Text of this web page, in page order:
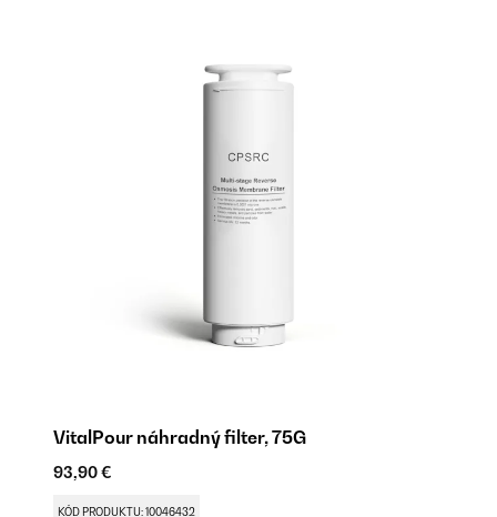
VitalPour náhradný filter, 75G
93,90 €
KÓD PRODUKTU: 10046432